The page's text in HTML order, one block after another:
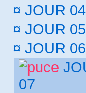
¤ JOUR 04
¤ JOUR 05
¤ JOUR 06
07